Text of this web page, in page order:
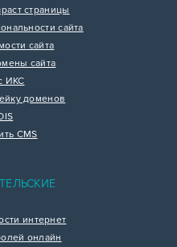
страницы
сайта
сайта
сайта
ИКС
доменов
CMS
интернет
онлайн